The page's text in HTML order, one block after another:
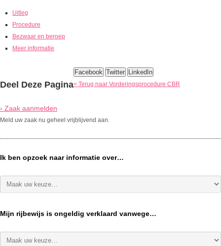
Uitleg
Procedure
Bezwaar en beroep
Meer informatie
Deel Deze Pagina
Facebook Twitter LinkedIn
< Terug naar Vorderingsprocedure CBR
› Zaak aanmelden
Meld uw zaak nu geheel vrijblijvend aan.
Ik ben opzoek naar informatie over…
Mijn rijbewijs is ongeldig verklaard vanwege…